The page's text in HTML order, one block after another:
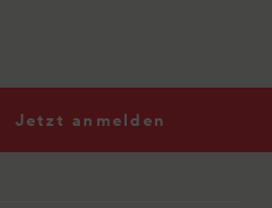
Jetzt anmelden